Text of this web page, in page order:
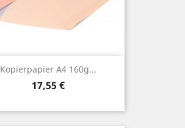
Kopierpapier A4 160g...
Preis
17,55 €